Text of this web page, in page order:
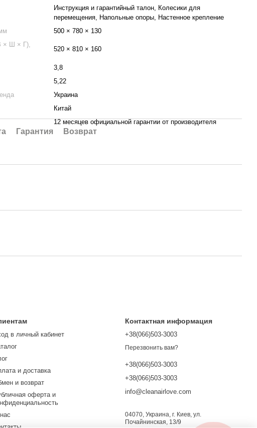
Инструкция и гарантийный талон, Колесики для
перемещения, Напольные опоры, Настенное крепление
500 × 780 × 130
× Ш × Г),
520 × 810 × 160
3,8
5,22
Украина
Китай
12 месяцев официальной гарантии от производителя
Гарантия Возврат
в личный кабинет
и доставка
и возврат
оферта и
Контактная информация
+38(066)503-3003
Перезвонить вам?
+38(066)503-3003
+38(066)503-3003
info@cleanairlove.com
04070, Украина, г. Киев, ул.
Почайнинская, 13/9